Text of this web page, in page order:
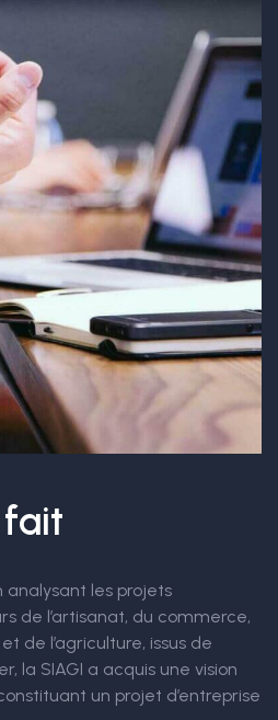
fait
analysant les projets
de l’artisanat, du commerce,
de l’agriculture, issus de
la SIAGI a acquis une vision
un projet d’entreprise